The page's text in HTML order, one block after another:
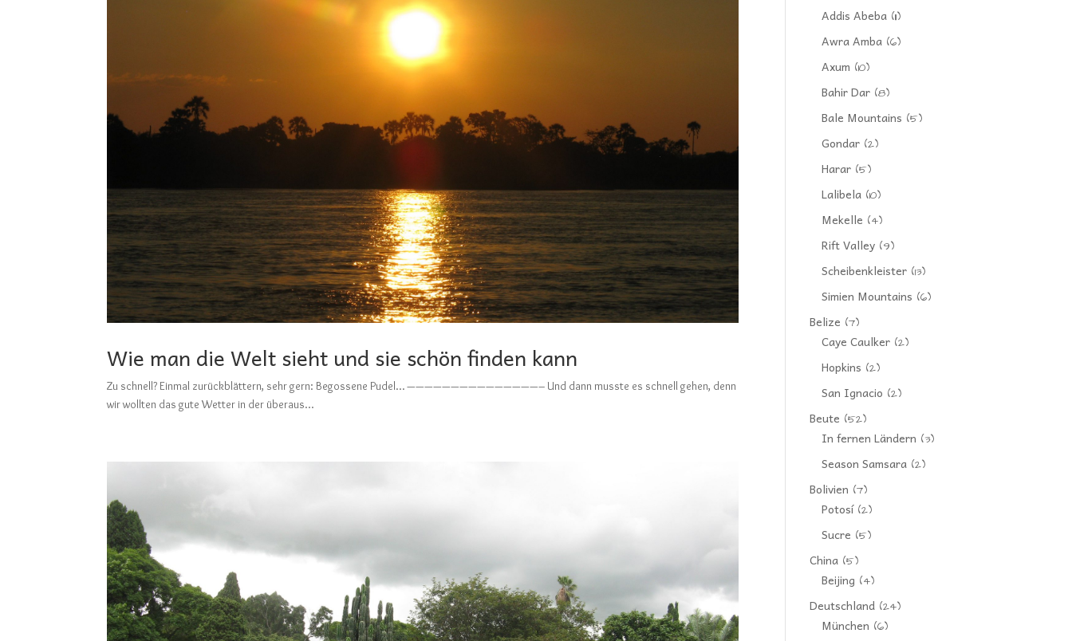
Wie man die Welt sieht und sie schön finden kann
Zu schnell? Einmal zurückblättern, sehr gern: Begossene Pudel… ———————————————– Und dann musste es schnell gehen, denn
wir wollten das gute Wetter in der überaus...
Addis Abeba (11)
Awra Amba (6)
Axum (10)
Bahir Dar (8)
Bale Mountains (5)
Gondar (2)
Harar (5)
Lalibela (10)
Mekelle (4)
Rift Valley (9)
Scheibenkleister (13)
Simien Mountains (6)
Belize (7)
Caye Caulker (2)
Hopkins (2)
San Ignacio (2)
Beute (52)
In fernen Ländern (3)
Season Samsara (2)
Bolivien (7)
Potosí(2)
Sucre (5)
China (5)
Beijing (4)
Deutschland (24)
München (6)